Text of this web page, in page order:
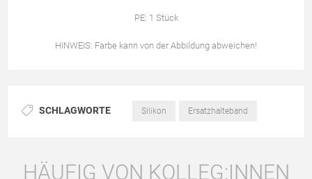
PE: 1 Stück
HINWEIS: Farbe kann von der Abbildung abweichen!
SCHLAGWORTE Silikon Ersatzhalteband
HÄUFIG VON KOLLEG:INNEN